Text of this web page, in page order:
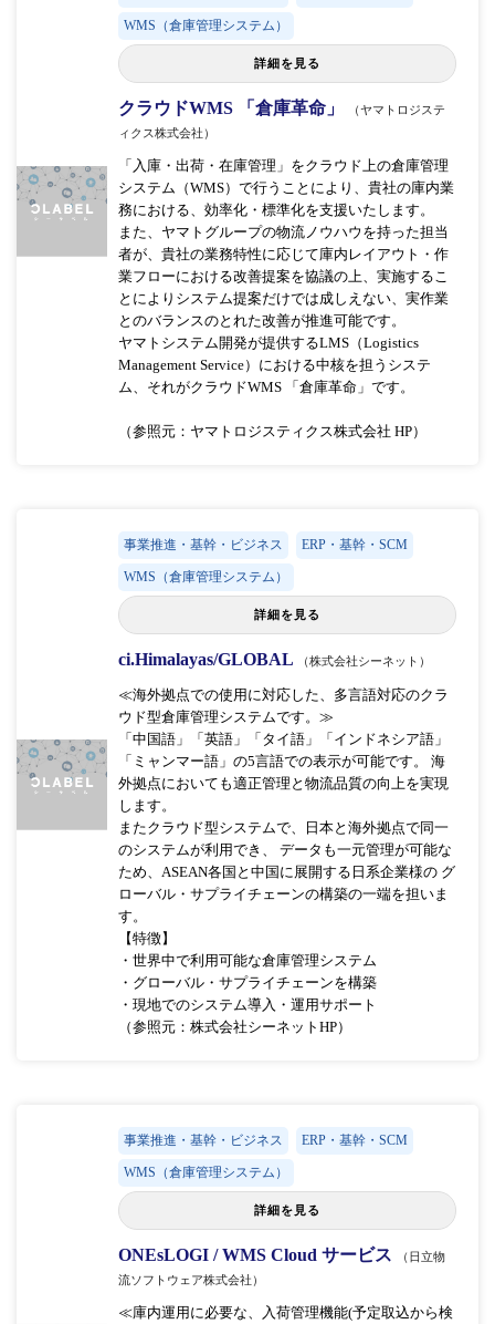
WMS（倉庫管理システム）
詳細を見る
クラウドWMS 「倉庫革命」
（ヤマトロジステ
ィクス株式会社）
「入庫・出荷・在庫管理」をクラウド上の倉庫管理
システム（WMS）で行うことにより、貴社の庫内業
務における、効率化・標準化を支援いたします。
また、ヤマトグループの物流ノウハウを持った担当
者が、貴社の業務特性に応じて庫内レイアウト・作
業フローにおける改善提案を協議の上、実施するこ
とによりシステム提案だけでは成しえない、実作業
とのバランスのとれた改善が推進可能です。
ヤマトシステム開発が提供するLMS（Logistics
Management Service）における中核を担うシステ
ム、それがクラウドWMS 「倉庫革命」です。
（参照元：ヤマトロジスティクス株式会社 HP）
事業推進・基幹・ビジネス ERP・基幹・SCM
WMS（倉庫管理システム）
詳細を見る
ci.Himalayas/GLOBAL （株式会社シーネット）
≪海外拠点での使用に対応した、多言語対応のクラ
ウド型倉庫管理システムです。≫
「中国語」「英語」「タイ語」「インドネシア語」
「ミャンマー語」の5言語での表示が可能です。 海
外拠点においても適正管理と物流品質の向上を実現
します。
またクラウド型システムで、日本と海外拠点で同一
のシステムが利用でき、 データも一元管理が可能な
ため、ASEAN各国と中国に展開する日系企業様の グ
ローバル・サプライチェーンの構築の一端を担いま
す。
【特徴】
・世界中で利用可能な倉庫管理システム
・グローバル・サプライチェーンを構築
・現地でのシステム導入・運用サポート
（参照元：株式会社シーネットHP）
事業推進・基幹・ビジネス ERP・基幹・SCM
WMS（倉庫管理システム）
詳細を見る
ONEsLOGI / WMS Cloud サービス
（日立物
流ソフトウェア株式会社）
≪庫内運用に必要な、入荷管理機能(予定取込から検